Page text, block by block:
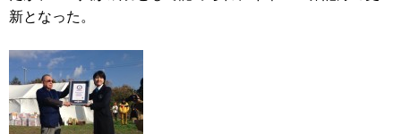
新となった。